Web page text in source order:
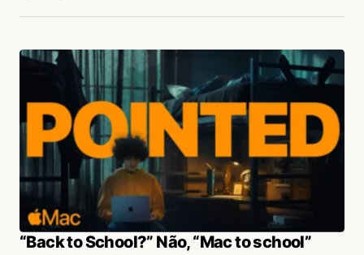
“Back to School?” Não, “Mac to school”